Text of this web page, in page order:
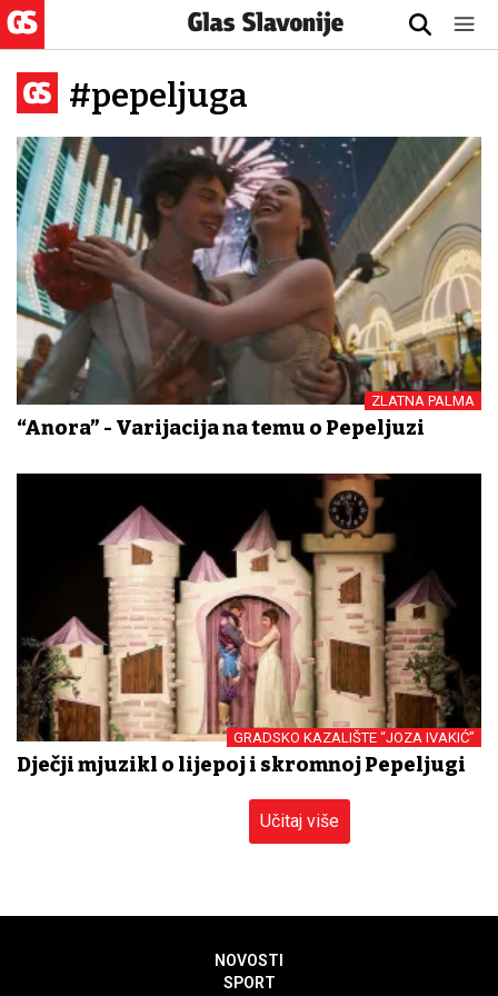
#pepeljuga
ZLATNA PALMA
“Anora” - Varijacija na temu o Pepeljuzi
GRADSKO KAZALIŠTE “JOZA IVAKIĆ”
Dječji mjuzikl o lijepoj i skromnoj Pepeljugi
Učitaj više
NOVOSTI
SPORT